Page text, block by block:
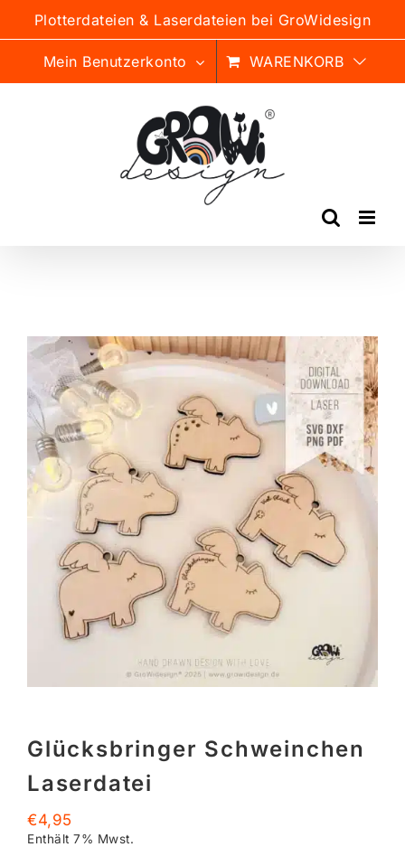
Inhalt
Plotterdateien & Laserdateien bei GroWidesign
Mein Benutzerkonto WARENKORB
Glücksbringer Schweinchen
Laserdatei
€4,95
Enthält 7% Mwst.